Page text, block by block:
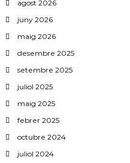
agost 2026
juny 2026
maig 2026
desembre 2025
setembre 2025
juliol 2025
maig 2025
febrer 2025
octubre 2024
juliol 2024